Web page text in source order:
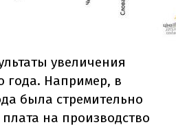
увеличения
года. Например, в
была стремительно
на производство